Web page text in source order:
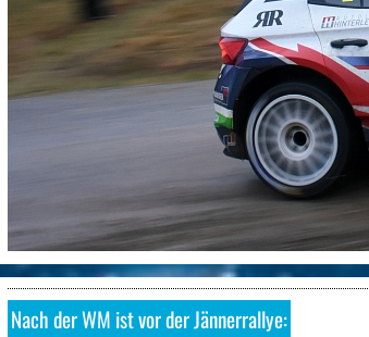
Nach der WM ist vor der Jännerrallye: